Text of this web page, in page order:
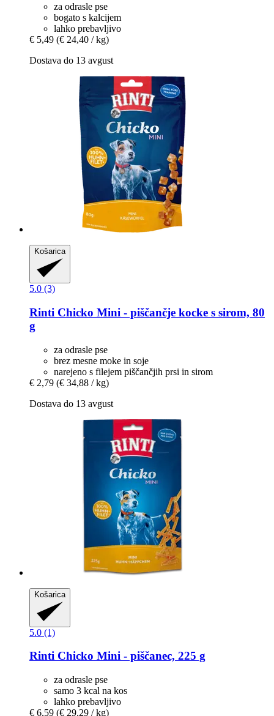
za odrasle pse
bogato s kalcijem
lahko prebavljivo
€ 5,49 (€ 24,40 / kg)
Dostava do 13 avgust
Košarica
5.0 (3)
Rinti Chicko Mini -​ piščančje kocke s sirom, 80
g
za odrasle pse
brez mesne moke in soje
narejeno s filejem piščančjih prsi in sirom
€ 2,79 (€ 34,88 / kg)
Dostava do 13 avgust
Košarica
5.0 (1)
Rinti Chicko Mini -​ piščanec, 225 g
za odrasle pse
samo 3 kcal na kos
lahko prebavljivo
€ 6,59 (€ 29,29 / kg)